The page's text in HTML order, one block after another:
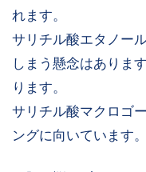
れます。
サリチル酸エタノー
しまう懸念はありま
ります。
サリチル酸マクロゴ
ングに向いています。